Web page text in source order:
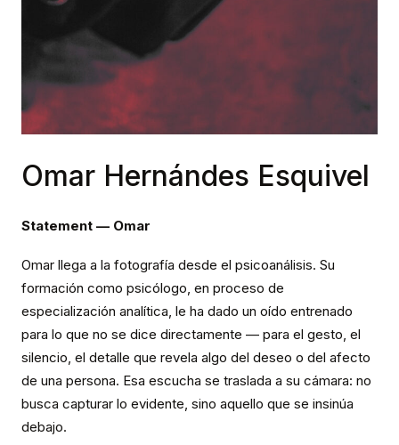
Omar Hernándes Esquivel
Statement — Omar
Omar llega a la fotografía desde el psicoanálisis. Su
formación como psicólogo, en proceso de
especialización analítica, le ha dado un oído entrenado
para lo que no se dice directamente — para el gesto, el
silencio, el detalle que revela algo del deseo o del afecto
de una persona. Esa escucha se traslada a su cámara: no
busca capturar lo evidente, sino aquello que se insinúa
debajo.